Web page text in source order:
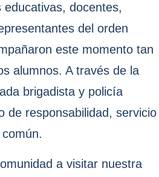
docentes,
del orden
este momento tan
alumnos. A través de la
brigadista y policía
de responsabilidad, servicio
a visitar nuestra